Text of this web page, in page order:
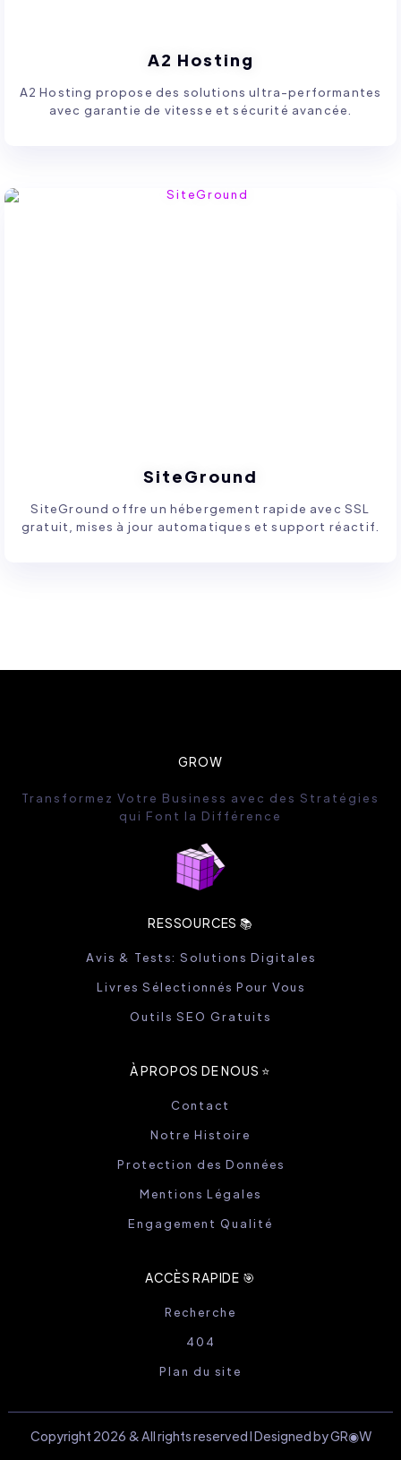
A2 Hosting
A2 Hosting propose des solutions ultra-performantes
avec garantie de vitesse et sécurité avancée.
SiteGround
SiteGround offre un hébergement rapide avec SSL
gratuit, mises à jour automatiques et support réactif.
GROW
Transformez Votre Business avec des Stratégies
qui Font la Différence
RESSOURCES 📚
Avis & Tests: Solutions Digitales
Livres Sélectionnés Pour Vous
Outils SEO Gratuits
À PROPOS DE NOUS ⭐️
Contact
Notre Histoire
Protection des Données
Mentions Légales
Engagement Qualité
ACCÈS RAPIDE 🎯
Recherche
404
Plan du site
Copyright 2026 & All rights reserved I Designed by GR◉W